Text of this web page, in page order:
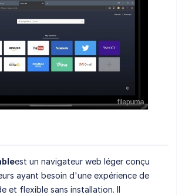
est un navigateur web léger conçu
ayant besoin d'une expérience de
et flexible sans installation. Il